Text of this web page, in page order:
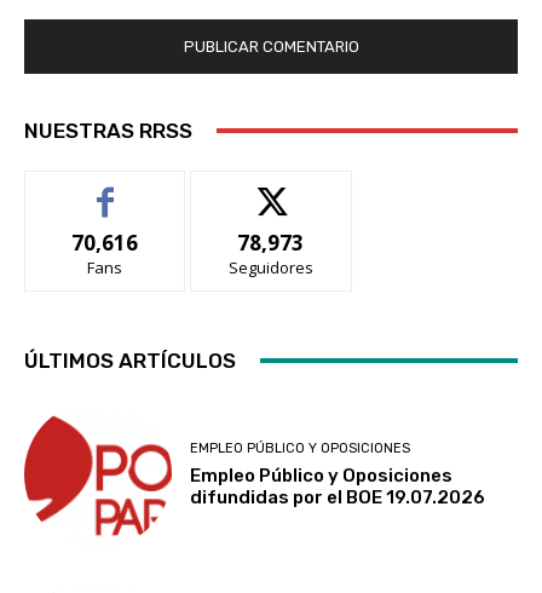
NUESTRAS RRSS
70,616
Fans
78,973
Seguidores
ÚLTIMOS ARTÍCULOS
EMPLEO PÚBLICO Y OPOSICIONES
Empleo Público y Oposiciones
difundidas por el BOE 19.07.2026